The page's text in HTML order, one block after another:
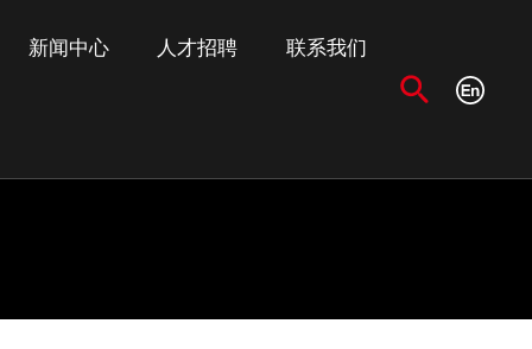
新闻中心 人才招聘 联系我们